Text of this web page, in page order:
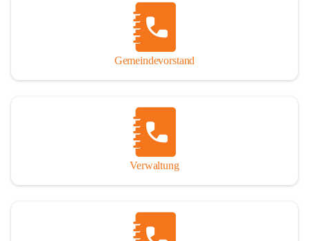
Gemeindevorstand
Verwaltung